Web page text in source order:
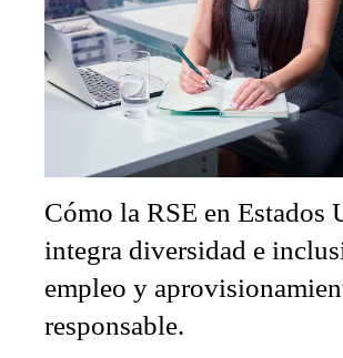
Cómo la RSE en Estados
integra diversidad e
empleo y
responsable.